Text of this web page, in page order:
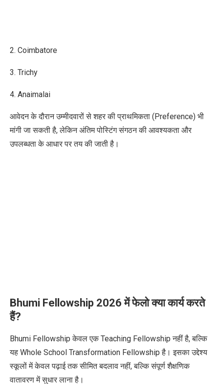
2. Coimbatore
3. Trichy
4. Anaimalai
आवेदन के दौरान उम्मीदवारों से शहर की प्राथमिकता (Preference) भी
मांगी जा सकती है, लेकिन अंतिम पोस्टिंग संगठन की आवश्यकता और
उपलब्धता के आधार पर तय की जाती है।
Bhumi Fellowship 2026 में फेलो क्या कार्य करते
हैं?
Bhumi Fellowship केवल एक Teaching Fellowship नहीं है, बल्कि
यह Whole School Transformation Fellowship है। इसका उद्देश्य
स्कूलों में केवल पढ़ाई तक सीमित बदलाव नहीं, बल्कि संपूर्ण शैक्षणिक
वातावरण में सुधार लाना है।